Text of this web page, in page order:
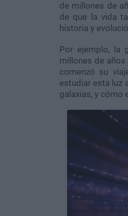
de millones de
de que la vida
historia y
Por ejemplo, la
millones de
comenzó su
estudiar esta luz
galaxias, y cómo